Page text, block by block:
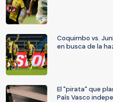
Coquimbo vs.
en busca de la
El "pirata" que
País Vasco